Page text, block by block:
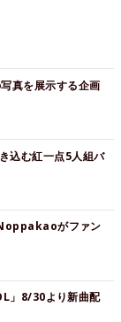
真を展示する企画
込む紅一点5人組バ
がファン
」8/30より新曲配